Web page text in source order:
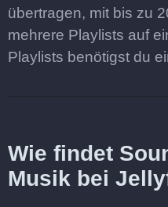
übertragen, mit bis zu
mehrere Playlists auf
Playlists benötigst du
Wie findet
Musik bei